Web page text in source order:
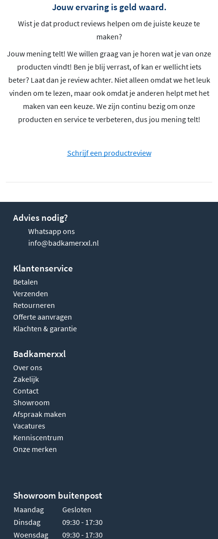
Jouw ervaring is geld waard.
Wist je dat product reviews helpen om de juiste keuze te
maken?
Jouw mening telt! We willen graag van je horen wat je van onze
producten vindt! Ben je blij verrast, of kan er wellicht iets
beter? Laat dan je review achter. Niet alleen omdat we het leuk
vinden om te lezen, maar ook omdat je anderen helpt met het
maken van een keuze. We zijn continu bezig om onze
producten en service te verbeteren, dus jou mening telt!
Schrijf een productreview
Advies nodig?
Whatsapp ons
info@badkamerxxl.nl
Klantenservice
Betalen
Verzenden
Retourneren
Offerte aanvragen
Klachten & garantie
Badkamerxxl
Over ons
Zakelijk
Contact
Showroom
Afspraak maken
Vacatures
Kenniscentrum
Onze merken
Showroom buitenpost
Maandag
Gesloten
Dinsdag
09:30 - 17:30
Woensdag
09:30 - 17:30